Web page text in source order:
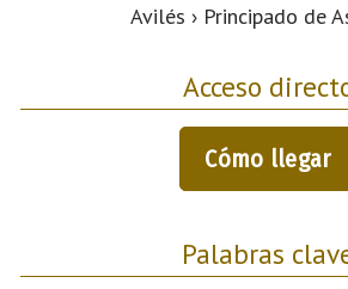
Avilés › Principado de
Acceso
Cómo llegar
Palabras